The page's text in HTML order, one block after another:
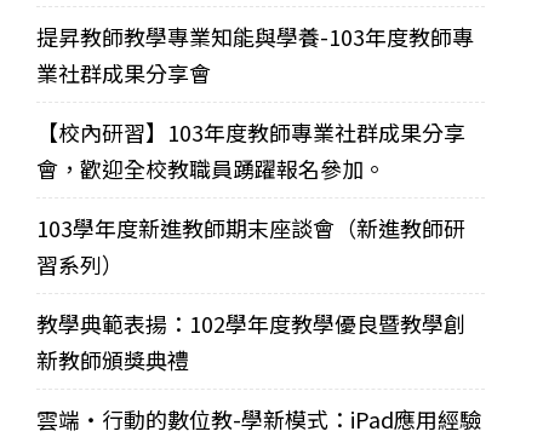
提昇教師教學專業知能與學養-103年度教師專
業社群成果分享會
【校內研習】103年度教師專業社群成果分享
會，歡迎全校教職員踴躍報名參加。
103學年度新進教師期末座談會（新進教師研
習系列）
教學典範表揚：102學年度教學優良暨教學創
新教師頒獎典禮
雲端‧行動的數位教-學新模式：iPad應用經驗